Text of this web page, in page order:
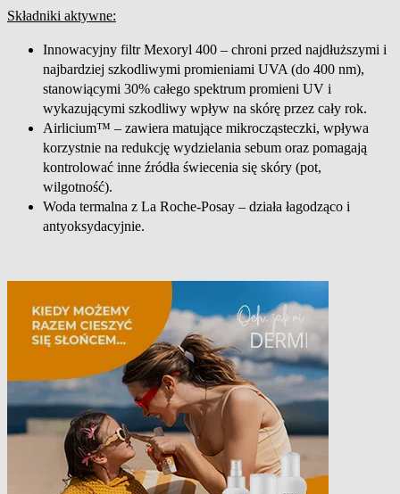
Składniki aktywne:
Innowacyjny filtr Mexoryl 400 – chroni przed najdłuższymi i
najbardziej szkodliwymi promieniami UVA (do 400 nm),
stanowiącymi 30% całego spektrum promieni UV i
wykazującymi szkodliwy wpływ na skórę przez cały rok.
Airlicium™ – zawiera matujące mikrocząsteczki, wpływa
korzystnie na redukcję wydzielania sebum oraz pomagają
kontrolować inne źródła świecenia się skóry (pot,
wilgotność).
Woda termalna z La Roche-Posay – działa łagodząco i
antyoksydacyjnie.